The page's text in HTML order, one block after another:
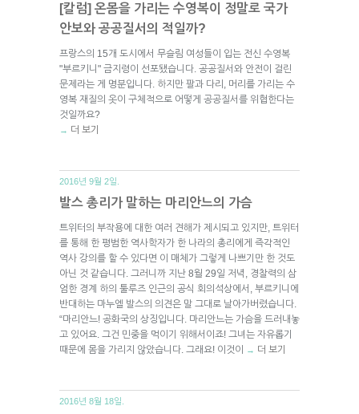
[칼럼] 온몸을 가리는 수영복이 정말로 국가
안보와 공공질서의 적일까?
프랑스의 15개 도시에서 무슬림 여성들이 입는 전신 수영복
"부르키니" 금지령이 선포됐습니다. 공공질서와 안전이 걸린
문제라는 게 명분입니다. 하지만 팔과 다리, 머리를 가리는 수
영복 재질의 옷이 구체적으로 어떻게 공공질서를 위협한다는
것일까요?
→ 더 보기
2016년 9월 2일.
발스 총리가 말하는 마리안느의 가슴
트위터의 부작용에 대한 여러 견해가 제시되고 있지만, 트위터
를 통해 한 평범한 역사학자가 한 나라의 총리에게 즉각적인
역사 강의를 할 수 있다면 이 매체가 그렇게 나쁘기만 한 것도
아닌 것 같습니다. 그러니까 지난 8월 29일 저녁, 경찰력의 삼
엄한 경계 하의 툴루즈 인근의 공식 회의석상에서, 부르키니에
반대하는 마누엘 발스의 의견은 말 그대로 날아가버렸습니다.
“마리안느! 공화국의 상징입니다. 마리안느는 가슴을 드러내놓
고 있어요. 그건 민중을 먹이기 위해서이죠! 그녀는 자유롭기
때문에 몸을 가리지 않았습니다. 그래요! 이것이
→ 더 보기
2016년 8월 18일.